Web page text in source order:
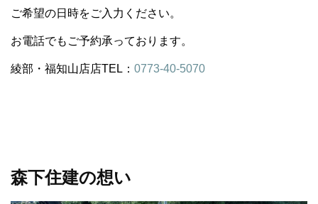
ご希望の日時をご入力ください。
お電話でもご予約承っております。
綾部・福知山店店TEL： 0773-40-5070
森下住建の想い